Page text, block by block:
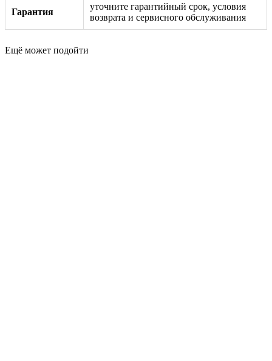
Гарантия
уточните гарантийный срок, условия
возврата и сервисного обслуживания
Ещё может подойти